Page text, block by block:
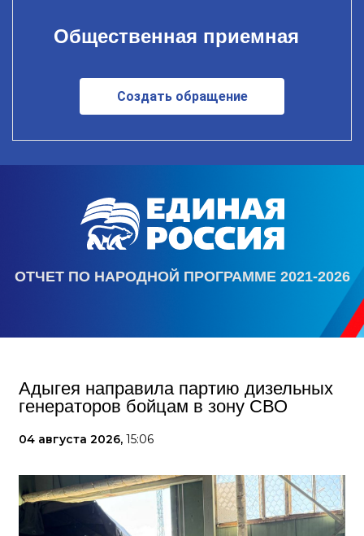
Общественная приемная
Создать обращение
ОТЧЕТ ПО НАРОДНОЙ ПРОГРАММЕ 2021-2026
Адыгея направила партию дизельных
генераторов бойцам в зону СВО
04 августа 2026, 15:06